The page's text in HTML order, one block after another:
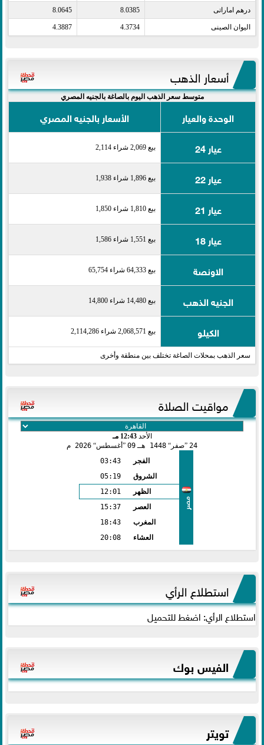
درهم اماراتى​ 8.0385
8.0645
اليوان الصينى​ 4.3734
4.3887
أسعار الذهب
متوسط سعر الذهب اليوم بالصاغة بالجنيه المصري
الوحدة والعيار
الأسعار بالجنيه المصري
عيار 24
بيع 2,069 شراء 2,114
عيار 22 بيع 1,896 شراء 1,938
عيار 21 بيع 1,810 شراء 1,850
عيار 18 بيع 1,551 شراء 1,586
الاونصة بيع 64,333 شراء 65,754
الجنيه الذهب بيع 14,480 شراء 14,800
الكيلو بيع 2,068,571 شراء 2,114,286
سعر الذهب بمحلات الصاغة تختلف بين منطقة وأخرى
مواقيت الصلاة
الأحد12:43 مـ
24
صفر 1448 هـ 09 أغسطس 2026 م
مصر
الفجر
03:43
الشروق
05:19
الظهر
12:01
العصر
15:37
المغرب
18:43
العشاء
20:08
استطلاع الرأي
استطلاع الرأي: اضغط للتحميل
الفيس بوك
تويتر